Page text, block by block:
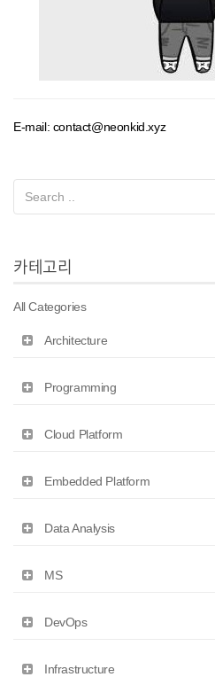
E-mail: contact@neonkid.xyz
카테고리
All Categories
Architecture
Programming
Cloud Platform
Embedded Platform
Data Analysis
MS
DevOps
Infrastructure